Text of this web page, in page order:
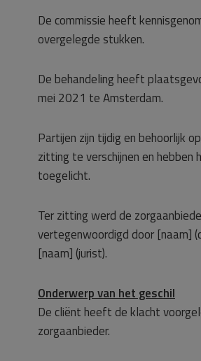
De commissie heeft
overgelegde stukken.
De behandeling heeft
mei 2021 te Amsterdam.
Partijen zijn tijdig en behoorlijk
zitting te verschijnen en hebben
toegelicht.
Ter zitting werd de
vertegenwoordigd door [naam]
[naam] (jurist).
Onderwerp van het geschil
De cliënt heeft de klacht
zorgaanbieder.